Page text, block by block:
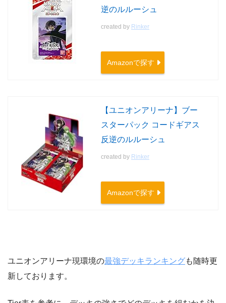
逆のルルーシュ
created by Rinker
Amazonで探す
【ユニオンアリーナ】ブー
スターパック コードギアス
反逆のルルーシュ
created by Rinker
Amazonで探す
ユニオンアリーナ現環境の最強デッキランキングも随時更
新しております。